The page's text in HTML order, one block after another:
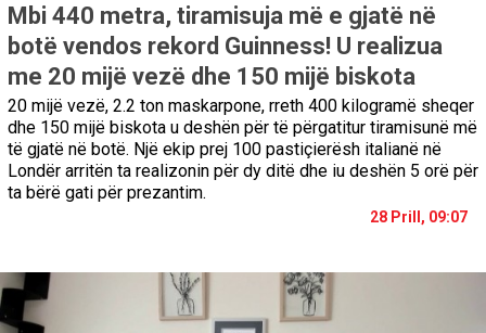
Mbi 440 metra, tiramisuja më e gjatë në
botë vendos rekord Guinness! U realizua
me 20 mijë vezë dhe 150 mijë biskota
20 mijë vezë, 2.2 ton maskarpone, rreth 400 kilogramë sheqer
dhe 150 mijë biskota u deshën për të përgatitur tiramisunë më
të gjatë në botë. Një ekip prej 100 pastiçierësh italianë në
Londër arritën ta realizonin për dy ditë dhe iu deshën 5 orë për
ta bërë gati për prezantim.
28 Prill, 09:07